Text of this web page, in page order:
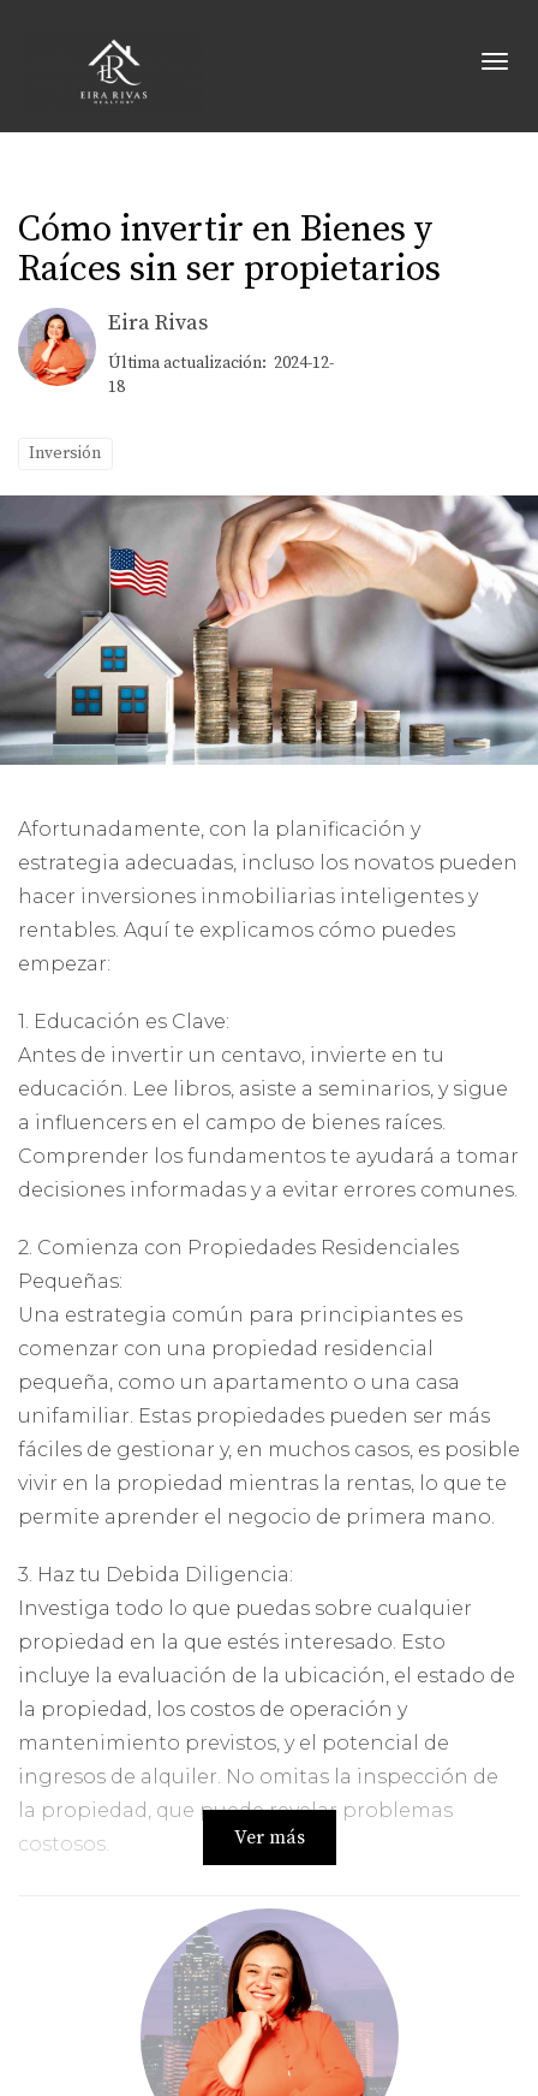
Cómo invertir en Bienes y
Raíces sin ser propietarios
Eira Rivas
Última actualización: 2024-12-
18
Inversión
Afortunadamente, con la planificación y
estrategia adecuadas, incluso los novatos pueden
hacer inversiones inmobiliarias inteligentes y
rentables. Aquí te explicamos cómo puedes
empezar:
1. Educación es Clave:
Antes de invertir un centavo, invierte en tu
educación. Lee libros, asiste a seminarios, y sigue
a influencers en el campo de bienes raíces.
Comprender los fundamentos te ayudará a tomar
decisiones informadas y a evitar errores comunes.
2. Comienza con Propiedades Residenciales
Pequeñas:
Una estrategia común para principiantes es
comenzar con una propiedad residencial
pequeña, como un apartamento o una casa
unifamiliar. Estas propiedades pueden ser más
fáciles de gestionar y, en muchos casos, es posible
vivir en la propiedad mientras la rentas, lo que te
permite aprender el negocio de primera mano.
3. Haz tu Debida Diligencia:
Investiga todo lo que puedas sobre cualquier
propiedad en la que estés interesado. Esto
incluye la evaluación de la ubicación, el estado de
la propiedad, los costos de operación y
mantenimiento previstos, y el potencial de
ingresos de alquiler. No omitas la inspección de
la propiedad, que puede revelar problemas
costosos.
Como novato en bienes raíces, necesitarás la
ayuda de profesionales. Un agente inmobiliario
con experiencia, un abogado especializado en
bienes raíces, un contador y un inspector de
propiedades son todos vitales para tu éxito. Estos
Ver más